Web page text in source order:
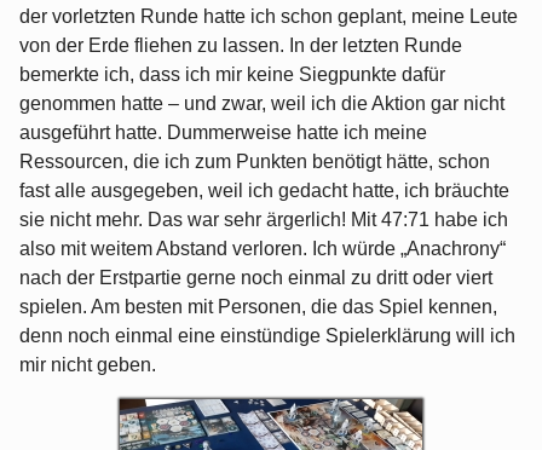
der vorletzten Runde hatte ich schon geplant, meine Leute
von der Erde fliehen zu lassen. In der letzten Runde
bemerkte ich, dass ich mir keine Siegpunkte dafür
genommen hatte – und zwar, weil ich die Aktion gar nicht
ausgeführt hatte. Dummerweise hatte ich meine
Ressourcen, die ich zum Punkten benötigt hätte, schon
fast alle ausgegeben, weil ich gedacht hatte, ich bräuchte
sie nicht mehr. Das war sehr ärgerlich! Mit 47:71 habe ich
also mit weitem Abstand verloren. Ich würde „Anachrony“
nach der Erstpartie gerne noch einmal zu dritt oder viert
spielen. Am besten mit Personen, die das Spiel kennen,
denn noch einmal eine einstündige Spielerklärung will ich
mir nicht geben.